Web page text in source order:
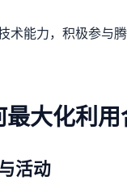
术能力，积极参与
大化利用
活动